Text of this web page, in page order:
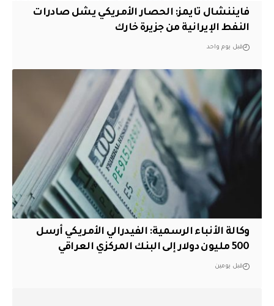
فايننشال تايمز: الحصار الأمريكي يشل صادرات
النفط الإيرانية من جزيرة خارك
قبل يوم واحد
وكالة الأنباء الرسمية: الفيدرالي الأمريكي أرسل
500 مليون دولار إلى البنك المركزي العراقي
قبل يومين